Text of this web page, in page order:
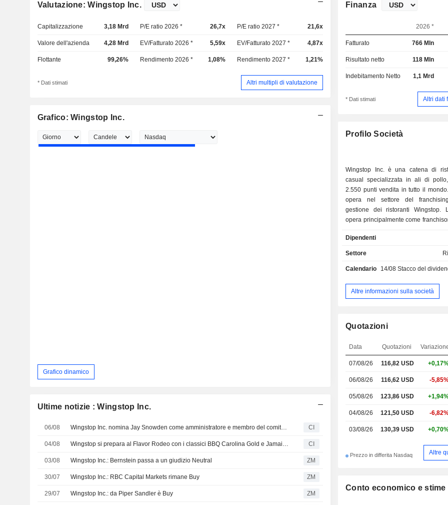
Valutazione: Wingstop Inc.
Capitalizzazione 3,18 Mrd P/E ratio 2026 * 26,7x P/E ratio 2027 * 21,6x
Valore dell'azienda 4,28 Mrd EV/Fatturato 2026 * 5,59x EV/Fatturato 2027 * 4,87x
Flottante 99,26% Rendimento 2026 * 1,08% Rendimento 2027 * 1,21%
* Dati stimati Altri multipli di valutazione
Grafico: Wingstop Inc.
Grafico dinamico
Ultime notizie : Wingstop Inc.
06/08 Wingstop Inc. nomina Jay Snowden come amministratore e membro del comitato, con effetto dal 6 agosto 2026 CI
04/08 Wingstop si prepara al Flavor Rodeo con i classici BBQ Carolina Gold e Jamaican Jerk CI
03/08 Wingstop Inc.: Bernstein passa a un giudizio Neutral ZM
30/07 Wingstop Inc.: RBC Capital Markets rimane Buy ZM
29/07 Wingstop Inc.: da Piper Sandler è Buy ZM
Finanza
2026 *
Fatturato 766 Mln
Risultato netto 118 Mln
Indebitamento Netto 1,1 Mrd
* Dati stimati Altri dati
Profilo Società
Wingstop Inc. è una catena di
casual specializzata in ali di
2.550 punti vendita in tutto il
opera nel settore del
gestione dei ristoranti Wingstop.
opera principalmente come
da franchisee indipendenti. La
di pollo classiche, ali disossate,
conditi a mano con 12 salse dal
bocconcini e dei panini al pollo,
patatine fritte fresche e condite, oltre
asporto / consegna a domicilio;
comprende anche contorni
patatine fritte tagliate al momento
momento. La Società gestisce un
degli Stati Uniti.
Dipendenti
Settore
Calendario 14/08 Stacco del dividendo -
Altre informazioni sulla società
Quotazioni
Data Quotazioni
07/08/26 116,82 USD
06/08/26 116,62 USD -
05/08/26 123,86 USD
04/08/26 121,50 USD -
03/08/26 130,39 USD
Prezzo in differita Nasdaq Altre
Conto economico e stime